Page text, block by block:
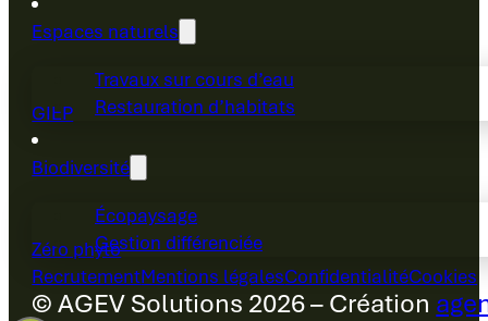
Espaces naturels
Travaux sur cours d’eau
Restauration d’habitats
GIEP
Biodiversité
Écopaysage
Gestion différenciée
Zéro phyto
RecrutementMentions légalesConfidentialitéCookies
© AGEV Solutions 2026 – Création